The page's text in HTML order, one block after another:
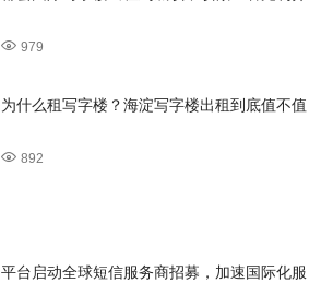
979
为什么租写字楼？海淀写字楼出租到底值不值
892
平台启动全球短信服务商招募，加速国际化服